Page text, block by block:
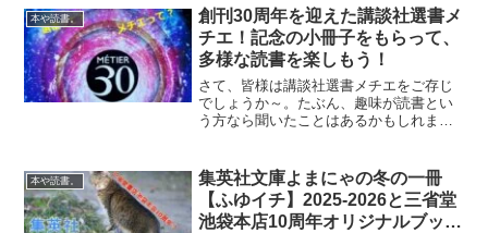
PHP総研の文庫…PHP文庫が創刊40周年
を迎えるということ...
本や読書。
創刊30周年を迎えた講談社選書メ
チエ！記念の小冊子をもらって、
多様な読書を楽しもう！
さて、皆様は講談社選書メチエをご存じ
でしょうか～。たぶん、趣味が読書とい
う方なら聞いたことはあるかもしれませ
せん。 そんな、講談社選書メチエが創
刊30周年を迎え、202...
本や読書。
集英社文庫よまにゃの冬の一冊
【ふゆイチ】2025-2026と三省堂
池袋本店10周年オリジナルブック